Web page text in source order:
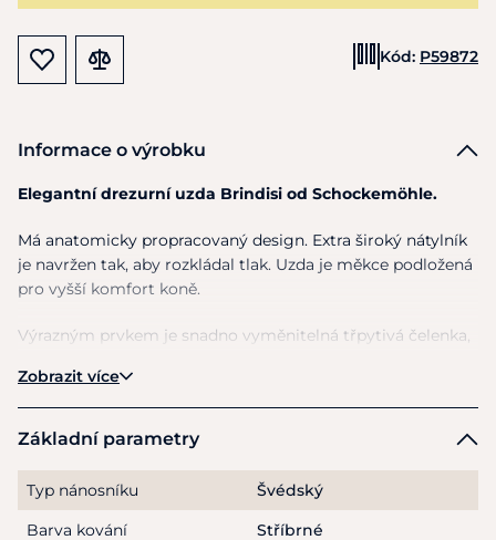
Kód: P59872
Informace o výrobku
Elegantní drezurní uzda Brindisi od Schockemöhle.
Má anatomicky propracovaný design. Extra široký nátylník
je navržen tak, aby rozkládal tlak. Uzda je měkce podložená
pro vyšší komfort koně.
Výrazným prvkem je snadno vyměnitelná třpytivá čelenka,
švédský nánosník.
nutnosti rozebírat celou uzdu. Je připevněna na druk a
suchý zip.
Je vyrobená z ekologické kůže a doplňuje ji kování ve
stříbrné barvě, které neobsahuje nikl! Nikl je velmi častý
kontaktní alergen.
Zobrazit více
Základní parametry
Typ nánosníku
Švédský
Barva kování
Stříbrné